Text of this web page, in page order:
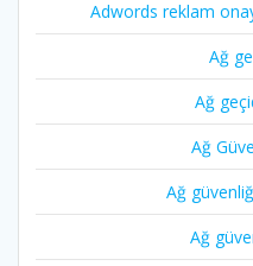
Adwords reklam
Ağ
Ağ
Ağ
Ağ
Ağ